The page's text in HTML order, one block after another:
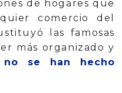
de hogares que
comercio del
las famosas
más organizado y
no se han hecho